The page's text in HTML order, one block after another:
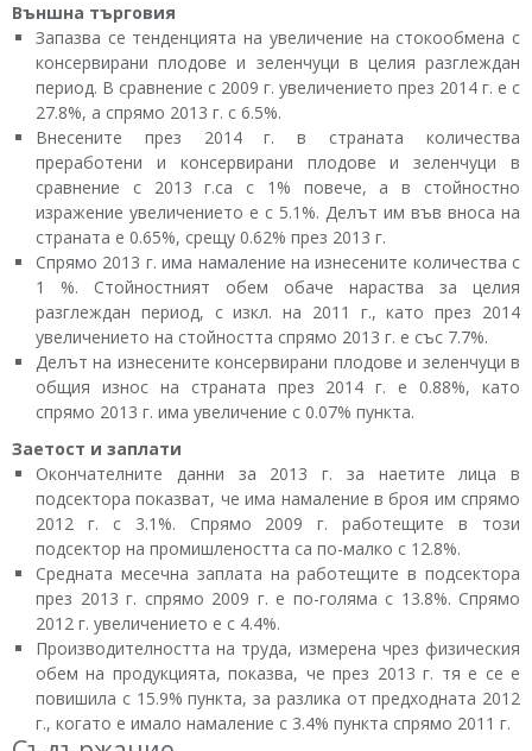
Външна търговия
Запазва се тенденцията на увеличение на стокообмена с
консервирани плодове и зеленчуци в целия разглеждан
период. В сравнение с 2009 г. увеличението през 2014 г. е с
27.8%, а спрямо 2013 г. с 6.5%.
Внесените през 2014 г. в страната количества
преработени и консервирани плодове и зеленчуци в
сравнение с 2013 г.са с 1% повече, а в стойностно
изражение увеличението е с 5.1%. Делът им във вноса на
страната е 0.65%, срещу 0.62% през 2013 г.
Спрямо 2013 г. има намаление на изнесените количества с
1 %. Стойностният обем обаче нараства за целия
разглеждан период, с изкл. на 2011 г., като през 2014
увеличението на стойността спрямо 2013 г. е със 7.7%.
Делът на изнесените консервирани плодове и зеленчуци в
общия износ на страната през 2014 г. е 0.88%, като
спрямо 2013 г. има увеличение с 0.07% пункта.
Заетост и заплати
Окончателните данни за 2013 г. за наетите лица в
подсектора показват, че има намаление в броя им спрямо
2012 г. с 3.1%. Спрямо 2009 г. работещите в този
подсектор на промишлеността са по-малко с 12.8%.
Средната месечна заплата на работещите в подсектора
през 2013 г. спрямо 2009 г. е по-голяма с 13.8%. Спрямо
2012 г. увеличението е с 4.4%.
Производителността на труда, измерена чрез физическия
обем на продукцията, показва, че през 2013 г. тя е се е
повишила с 15.9% пункта, за разлика от предходната 2012
г., когато е имало намаление с 3.4% пункта спрямо 2011 г.